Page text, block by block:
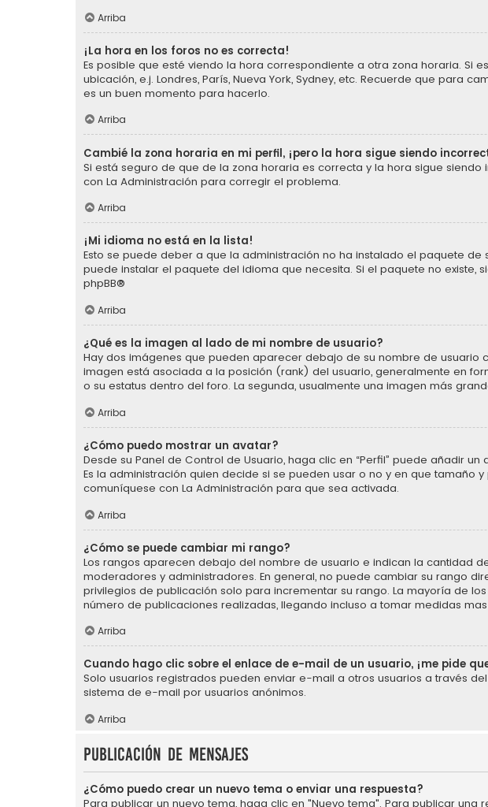
Arriba
¡La hora en los foros no es correcta!
Es posible que esté viendo la hora correspondiente a otra zona horaria. Si
ubicación, e.j. Londres, París, Nueva York, Sydney, etc. Recuerde que para
es un buen momento para hacerlo.
Arriba
Cambié la zona horaria en mi perfil, ¡pero la hora sigue siendo
Si está seguro de que de la zona horaria es correcta y la hora sigue
con La Administración para corregir el problema.
Arriba
¡Mi idioma no está en la lista!
Esto se puede deber a que la administración no ha instalado el paquete
puede instalar el paquete del idioma que necesita. Si el paquete no
phpBB®
Arriba
¿Qué es la imagen al lado de mi nombre de usuario?
Hay dos imágenes que pueden aparecer debajo de su nombre de usuario
imagen está asociada a la posición (rank) del usuario, generalmente en
o su estatus dentro del foro. La segunda, usualmente una imagen más
Arriba
¿Cómo puedo mostrar un avatar?
Desde su Panel de Control de Usuario, haga clic en “Perfil” puede añadir
Es la administración quien decide si se pueden usar o no y en que
comuníquese con La Administración para que sea activada.
Arriba
¿Cómo se puede cambiar mi rango?
Los rangos aparecen debajo del nombre de usuario e indican la cantidad
moderadores y administradores. En general, no puede cambiar su rango
privilegios de publicación solo para incrementar su rango. La mayoría de
número de publicaciones realizadas, llegando incluso a tomar medidas
Arriba
Cuando hago clic sobre el enlace de e-mail de un usuario, ¡me pide
Solo usuarios registrados pueden enviar e-mail a otros usuarios a través
sistema de e-mail por usuarios anónimos.
Arriba
Publicación de mensajes
¿Cómo puedo crear un nuevo tema o enviar una respuesta?
Para publicar un nuevo tema, haga clic en "Nuevo tema". Para publicar